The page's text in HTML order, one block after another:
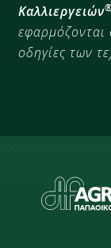
Καλλιεργειών
εφαρμόζονται
οδηγίες των